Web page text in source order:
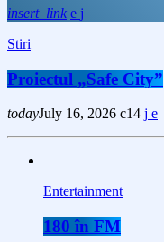
insert_link
Stiri
Proiectul „Safe City”
todayJuly 16, 2026 14
Entertainment
180 în FM